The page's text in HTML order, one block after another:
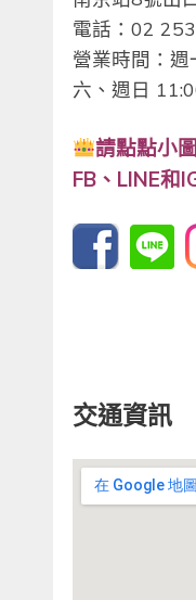
電話：02
營業時間：
六、週日
請點點小
FB、LINE和
交通資訊